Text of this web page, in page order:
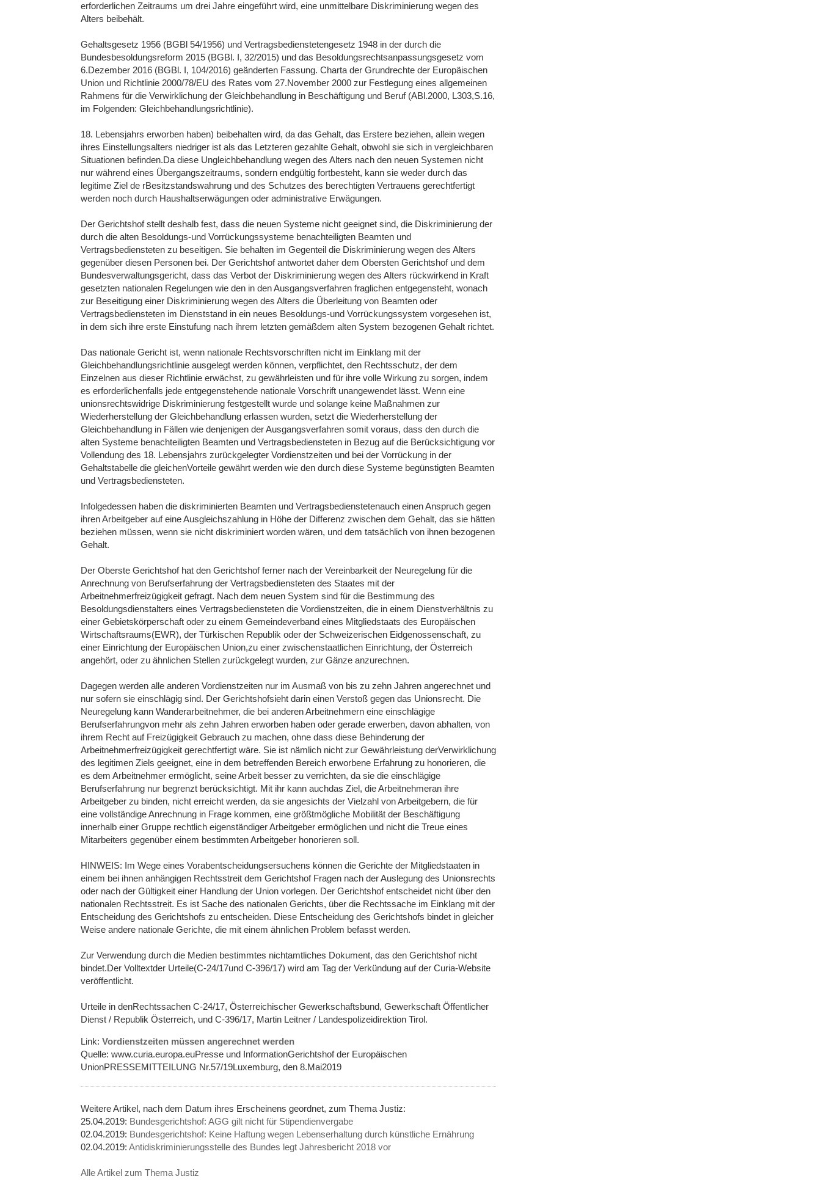
erforderlichen Zeitraums um drei Jahre eingeführt wird, eine unmittelbare Diskriminierung wegen des
Alters beibehält.
Gehaltsgesetz 1956 (BGBl 54/1956) und Vertragsbedienstetengesetz 1948 in der durch die
Bundesbesoldungsreform 2015 (BGBl. I, 32/2015) und das Besoldungsrechtsanpassungsgesetz vom
6.Dezember 2016 (BGBl. I, 104/2016) geänderten Fassung. Charta der Grundrechte der Europäischen
Union und Richtlinie 2000/78/EU des Rates vom 27.November 2000 zur Festlegung eines allgemeinen
Rahmens für die Verwirklichung der Gleichbehandlung in Beschäftigung und Beruf (ABl.2000, L303,S.16,
im Folgenden: Gleichbehandlungsrichtlinie).
18. Lebensjahrs erworben haben) beibehalten wird, da das Gehalt, das Erstere beziehen, allein wegen
ihres Einstellungsalters niedriger ist als das Letzteren gezahlte Gehalt, obwohl sie sich in vergleichbaren
Situationen befinden.Da diese Ungleichbehandlung wegen des Alters nach den neuen Systemen nicht
nur während eines Übergangszeitraums, sondern endgültig fortbesteht, kann sie weder durch das
legitime Ziel de rBesitzstandswahrung und des Schutzes des berechtigten Vertrauens gerechtfertigt
werden noch durch Haushaltserwägungen oder administrative Erwägungen.
Der Gerichtshof stellt deshalb fest, dass die neuen Systeme nicht geeignet sind, die Diskriminierung der
durch die alten Besoldungs-und Vorrückungssysteme benachteiligten Beamten und
Vertragsbediensteten zu beseitigen. Sie behalten im Gegenteil die Diskriminierung wegen des Alters
gegenüber diesen Personen bei. Der Gerichtshof antwortet daher dem Obersten Gerichtshof und dem
Bundesverwaltungsgericht, dass das Verbot der Diskriminierung wegen des Alters rückwirkend in Kraft
gesetzten nationalen Regelungen wie den in den Ausgangsverfahren fraglichen entgegensteht, wonach
zur Beseitigung einer Diskriminierung wegen des Alters die Überleitung von Beamten oder
Vertragsbediensteten im Dienststand in ein neues Besoldungs-und Vorrückungssystem vorgesehen ist,
in dem sich ihre erste Einstufung nach ihrem letzten gemäßdem alten System bezogenen Gehalt richtet.
Das nationale Gericht ist, wenn nationale Rechtsvorschriften nicht im Einklang mit der
Gleichbehandlungsrichtlinie ausgelegt werden können, verpflichtet, den Rechtsschutz, der dem
Einzelnen aus dieser Richtlinie erwächst, zu gewährleisten und für ihre volle Wirkung zu sorgen, indem
es erforderlichenfalls jede entgegenstehende nationale Vorschrift unangewendet lässt. Wenn eine
unionsrechtswidrige Diskriminierung festgestellt wurde und solange keine Maßnahmen zur
Wiederherstellung der Gleichbehandlung erlassen wurden, setzt die Wiederherstellung der
Gleichbehandlung in Fällen wie denjenigen der Ausgangsverfahren somit voraus, dass den durch die
alten Systeme benachteiligten Beamten und Vertragsbediensteten in Bezug auf die Berücksichtigung vor
Vollendung des 18. Lebensjahrs zurückgelegter Vordienstzeiten und bei der Vorrückung in der
Gehaltstabelle die gleichenVorteile gewährt werden wie den durch diese Systeme begünstigten Beamten
und Vertragsbediensteten.
Infolgedessen haben die diskriminierten Beamten und Vertragsbedienstetenauch einen Anspruch gegen
ihren Arbeitgeber auf eine Ausgleichszahlung in Höhe der Differenz zwischen dem Gehalt, das sie hätten
beziehen müssen, wenn sie nicht diskriminiert worden wären, und dem tatsächlich von ihnen bezogenen
Gehalt.
Der Oberste Gerichtshof hat den Gerichtshof ferner nach der Vereinbarkeit der Neuregelung für die
Anrechnung von Berufserfahrung der Vertragsbediensteten des Staates mit der
Arbeitnehmerfreizügigkeit gefragt. Nach dem neuen System sind für die Bestimmung des
Besoldungsdienstalters eines Vertragsbediensteten die Vordienstzeiten, die in einem Dienstverhältnis zu
einer Gebietskörperschaft oder zu einem Gemeindeverband eines Mitgliedstaats des Europäischen
Wirtschaftsraums(EWR), der Türkischen Republik oder der Schweizerischen Eidgenossenschaft, zu
einer Einrichtung der Europäischen Union,zu einer zwischenstaatlichen Einrichtung, der Österreich
angehört, oder zu ähnlichen Stellen zurückgelegt wurden, zur Gänze anzurechnen.
Dagegen werden alle anderen Vordienstzeiten nur im Ausmaß von bis zu zehn Jahren angerechnet und
nur sofern sie einschlägig sind. Der Gerichtshofsieht darin einen Verstoß gegen das Unionsrecht. Die
Neuregelung kann Wanderarbeitnehmer, die bei anderen Arbeitnehmern eine einschlägige
Berufserfahrungvon mehr als zehn Jahren erworben haben oder gerade erwerben, davon abhalten, von
ihrem Recht auf Freizügigkeit Gebrauch zu machen, ohne dass diese Behinderung der
Arbeitnehmerfreizügigkeit gerechtfertigt wäre. Sie ist nämlich nicht zur Gewährleistung derVerwirklichung
des legitimen Ziels geeignet, eine in dem betreffenden Bereich erworbene Erfahrung zu honorieren, die
es dem Arbeitnehmer ermöglicht, seine Arbeit besser zu verrichten, da sie die einschlägige
Berufserfahrung nur begrenzt berücksichtigt. Mit ihr kann auchdas Ziel, die Arbeitnehmeran ihre
Arbeitgeber zu binden, nicht erreicht werden, da sie angesichts der Vielzahl von Arbeitgebern, die für
eine vollständige Anrechnung in Frage kommen, eine größtmögliche Mobilität der Beschäftigung
innerhalb einer Gruppe rechtlich eigenständiger Arbeitgeber ermöglichen und nicht die Treue eines
Mitarbeiters gegenüber einem bestimmten Arbeitgeber honorieren soll.
HINWEIS: Im Wege eines Vorabentscheidungsersuchens können die Gerichte der Mitgliedstaaten in
einem bei ihnen anhängigen Rechtsstreit dem Gerichtshof Fragen nach der Auslegung des Unionsrechts
oder nach der Gültigkeit einer Handlung der Union vorlegen. Der Gerichtshof entscheidet nicht über den
nationalen Rechtsstreit. Es ist Sache des nationalen Gerichts, über die Rechtssache im Einklang mit der
Entscheidung des Gerichtshofs zu entscheiden. Diese Entscheidung des Gerichtshofs bindet in gleicher
Weise andere nationale Gerichte, die mit einem ähnlichen Problem befasst werden.
Zur Verwendung durch die Medien bestimmtes nichtamtliches Dokument, das den Gerichtshof nicht
bindet.Der Volltextder Urteile(C-24/17und C-396/17) wird am Tag der Verkündung auf der Curia-Website
veröffentlicht.
Urteile in denRechtssachen C-24/17, Österreichischer Gewerkschaftsbund, Gewerkschaft Öffentlicher
Dienst / Republik Österreich, und C-396/17, Martin Leitner / Landespolizeidirektion Tirol.
Link: Vordienstzeiten müssen angerechnet werden
Quelle: www.curia.europa.euPresse und InformationGerichtshof der Europäischen
UnionPRESSEMITTEILUNG Nr.57/19Luxemburg, den 8.Mai2019
Weitere Artikel, nach dem Datum ihres Erscheinens geordnet, zum Thema Justiz:
25.04.2019: Bundesgerichtshof: AGG gilt nicht für Stipendienvergabe
02.04.2019: Bundesgerichtshof: Keine Haftung wegen Lebenserhaltung durch künstliche Ernährung
02.04.2019: Antidiskriminierungsstelle des Bundes legt Jahresbericht 2018 vor
Alle Artikel zum Thema Justiz